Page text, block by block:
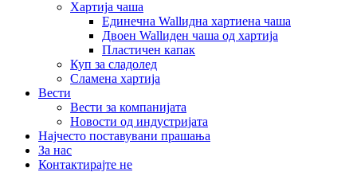
Хартија чаша
Единечна Wallидна хартиена чаша
Двоен Wallиден чаша од хартија
Пластичен капак
Куп за сладолед
Сламена хартија
Вести
Вести за компанијата
Новости од индустријата
Најчесто поставувани прашања
За нас
Контактирајте не